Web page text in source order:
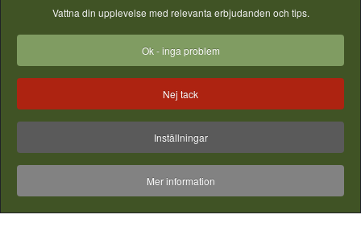
Röravslutsplugg DN16 med
Anslutningspaket med lås
Vattna din upplevelse med relevanta erbjudanden och tips.
Ok - inga problem
Nej tack
Inställningar
Mer information